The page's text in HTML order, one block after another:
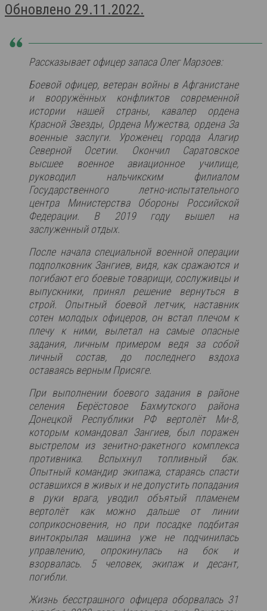
Обновлено 29.11.2022.
Рассказывает офицер запаса Олег Марзоев:
Боевой офицер, ветеран войны в Афганистане
и вооружённых конфликтов современной
истории нашей страны, кавалер ордена
Красной Звезды, Ордена Мужества, ордена За
военные заслуги. Уроженец города Алагир
Северной Осетии. Окончил Саратовское
высшее военное авиационное училище,
руководил нальчикским филиалом
Государственного летно-испытательного
центра Министерства Обороны Российской
Федерации. В 2019 году вышел на
заслуженный отдых.
После начала специальной военной операции
подполковник Зангиев, видя, как сражаются и
погибают его боевые товарищи, сослуживцы и
выпускники, принял решение вернуться в
строй. Опытный боевой летчик, наставник
сотен молодых офицеров, он встал плечом к
плечу к ними, вылетал на самые опасные
задания, личным примером ведя за собой
личный состав, до последнего вздоха
оставаясь верным Присяге.
При выполнении боевого задания в районе
селения Берёстовое Бахмутского района
Донецкой Республики РФ вертолёт Ми-8,
которым командовал Зангиев, был поражен
выстрелом из зенитно-ракетного комплекса
противника. Вспыхнул топливный бак.
Опытный командир экипажа, стараясь спасти
оставшихся в живых и не допустить попадания
в руки врага, уводил объятый пламенем
вертолёт как можно дальше от линии
соприкосновения, но при посадке подбитая
винтокрылая машина уже не подчинилась
управлению, опрокинулась на бок и
взорвалась. 5 человек, экипаж и десант,
погибли.
Жизнь бесстрашного офицера оборвалась 31